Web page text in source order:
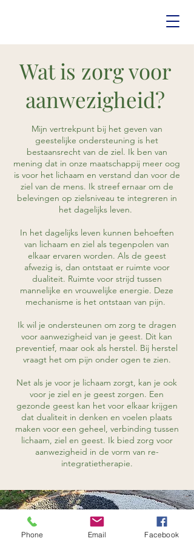
Wat is zorg voor
aanwezigheid?
Mijn vertrekpunt bij het geven van
geestelijke ondersteuning is het
bestaansrecht van de ziel. Ik ben van
mening dat in onze maatschappij meer oog
is voor het lichaam en verstand dan voor de
ziel van de mens. Ik streef ernaar om de
belevingen op zielsniveau te integreren in
het dagelijks leven.
In het dagelijks leven kunnen behoeften
van lichaam en ziel als tegenpolen van
elkaar ervaren worden. Als de geest
afwezig is, dan ontstaat er ruimte voor
dualiteit. Ruimte voor strijd tussen
mannelijke en vrouwelijke energie. Deze
mechanisme is het ontstaan van pijn.
Ik wil je ondersteunen om zorg te dragen
voor aanwezigheid van je geest. Dit kan
preventief, maar ook als herstel. Bij herstel
vraagt het om pijn onder ogen te zien.
Net als je voor je lichaam zorgt, kan je ook
voor je ziel en je geest zorgen. Een
gezonde geest kan het voor elkaar krijgen
dat dualiteit in denken en voelen plaats
maken voor een geheel, verbinding tussen
lichaam, ziel en geest. Ik bied zorg voor
aanwezigheid in de vorm van re-
integratietherapie.
Phone Email Facebook